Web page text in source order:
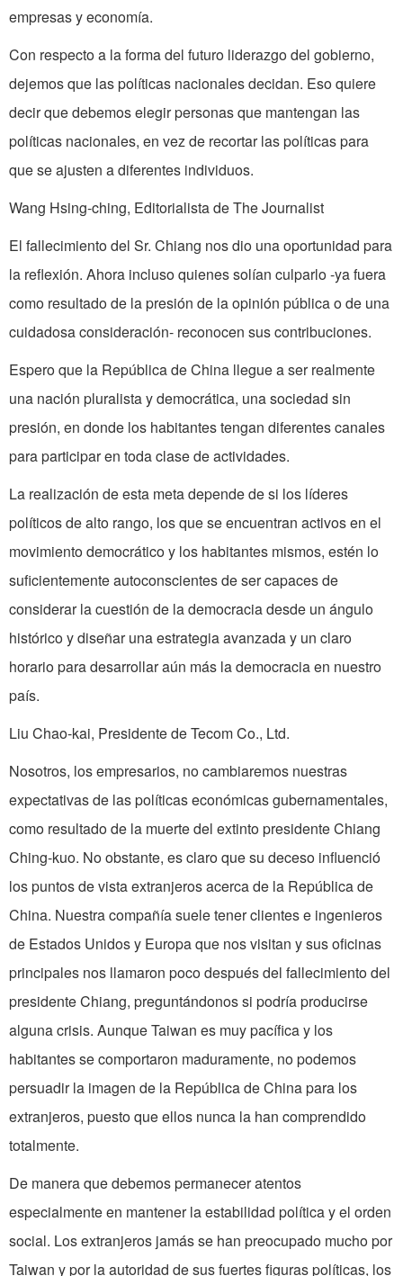
empresas y economía.
Con respecto a la forma del futuro liderazgo del gobierno,
dejemos que las políticas nacionales decidan. Eso quiere
decir que debemos elegir personas que mantengan las
políticas nacionales, en vez de recortar las políticas para
que se ajusten a diferentes individuos.
Wang Hsing-ching, Editorialista de The Journalist
El fallecimiento del Sr. Chiang nos dio una oportunidad para
la reflexión. Ahora incluso quienes solían culparlo -ya fuera
como resultado de la presión de la opinión pública o de una
cuidadosa consideración- reconocen sus contribuciones.
Espero que la República de China llegue a ser realmente
una nación pluralista y democrática, una sociedad sin
presión, en donde los habitantes tengan diferentes canales
para participar en toda clase de actividades.
La realización de esta meta depende de si los líderes
políticos de alto rango, los que se encuentran activos en el
movimiento democrático y los habitantes mismos, estén lo
suficientemente autoconscientes de ser capaces de
considerar la cuestión de la democracia desde un ángulo
histórico y diseñar una estrategia avanzada y un claro
horario para desarrollar aún más la democracia en nuestro
país.
Liu Chao-kai, Presidente de Tecom Co., Ltd.
Nosotros, los empresarios, no cambiaremos nuestras
expectativas de las políticas económicas gubernamentales,
como resultado de la muerte del extinto presidente Chiang
Ching-kuo. No obstante, es claro que su deceso influenció
los puntos de vista extranjeros acerca de la República de
China. Nuestra compañía suele tener clientes e ingenieros
de Estados Unidos y Europa que nos visitan y sus oficinas
principales nos llamaron poco después del fallecimiento del
presidente Chiang, preguntándonos si podría producirse
alguna crisis. Aunque Taiwan es muy pacífica y los
habitantes se comportaron maduramente, no podemos
persuadir la imagen de la República de China para los
extranjeros, puesto que ellos nunca la han comprendido
totalmente.
De manera que debemos permanecer atentos
especialmente en mantener la estabilidad política y el orden
social. Los extranjeros jamás se han preocupado mucho por
Taiwan y por la autoridad de sus fuertes figuras políticas, los